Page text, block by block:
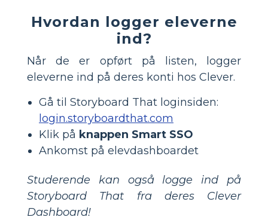
Hvordan logger eleverne
ind?
Når de er opført på listen, logger
eleverne ind på deres konti hos Clever.
Gå til Storyboard That loginsiden:
login.storyboardthat.com
Klik på knappen Smart SSO
Ankomst på elevdashboardet
Studerende kan også logge ind på
Storyboard That fra deres Clever
Dashboard!